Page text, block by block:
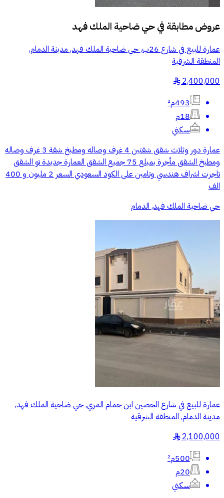
عروض مطابقة فيحي ضاحية الملك فهد
عمارة للبيع في شارع 26ب, حي ضاحية الملك فهد, مدينة الدمام,
المنطقة الشرقية
2,400,000
§
493م²
18م
سكني
عمارة دور وثلاث شقق شقتين 4 غرف وصاله ومطبخ شقة 3 غرف وصاله
ومطبخ الشقق مأجرة بمبلع 75 جميع الشقق العمارة جديدة تو الشقق
تاجرت اشراف هندسي وتامين على الكود السعودي السعر 2 مليون و 400
الف
حي ضاحية الملك فهد, الدمام
عمارة للبيع في شارع الحصين ابن حمام المري, حي ضاحية الملك فهد,
مدينة الدمام, المنطقة الشرقية
2,100,000
§
500م²
20م
سكني